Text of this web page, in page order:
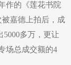
作的《莲花书院
被嘉德上拍后，成
5000多万，更让
场总成交额的4